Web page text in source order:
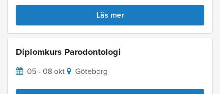
Läs mer
Diplomkurs Parodontologi
05 - 08 okt Göteborg